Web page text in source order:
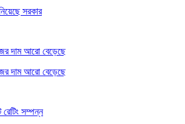
সরকার
দাম আরো বেড়েছে
দাম আরো বেড়েছে
রেটিং সম্পন্ন